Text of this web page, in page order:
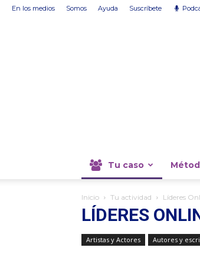
En los medios Somos Ayuda Suscríbete
Tu caso
Inicio Tu actividad Líderes
LÍDERES
Artistas y Actores Autores y